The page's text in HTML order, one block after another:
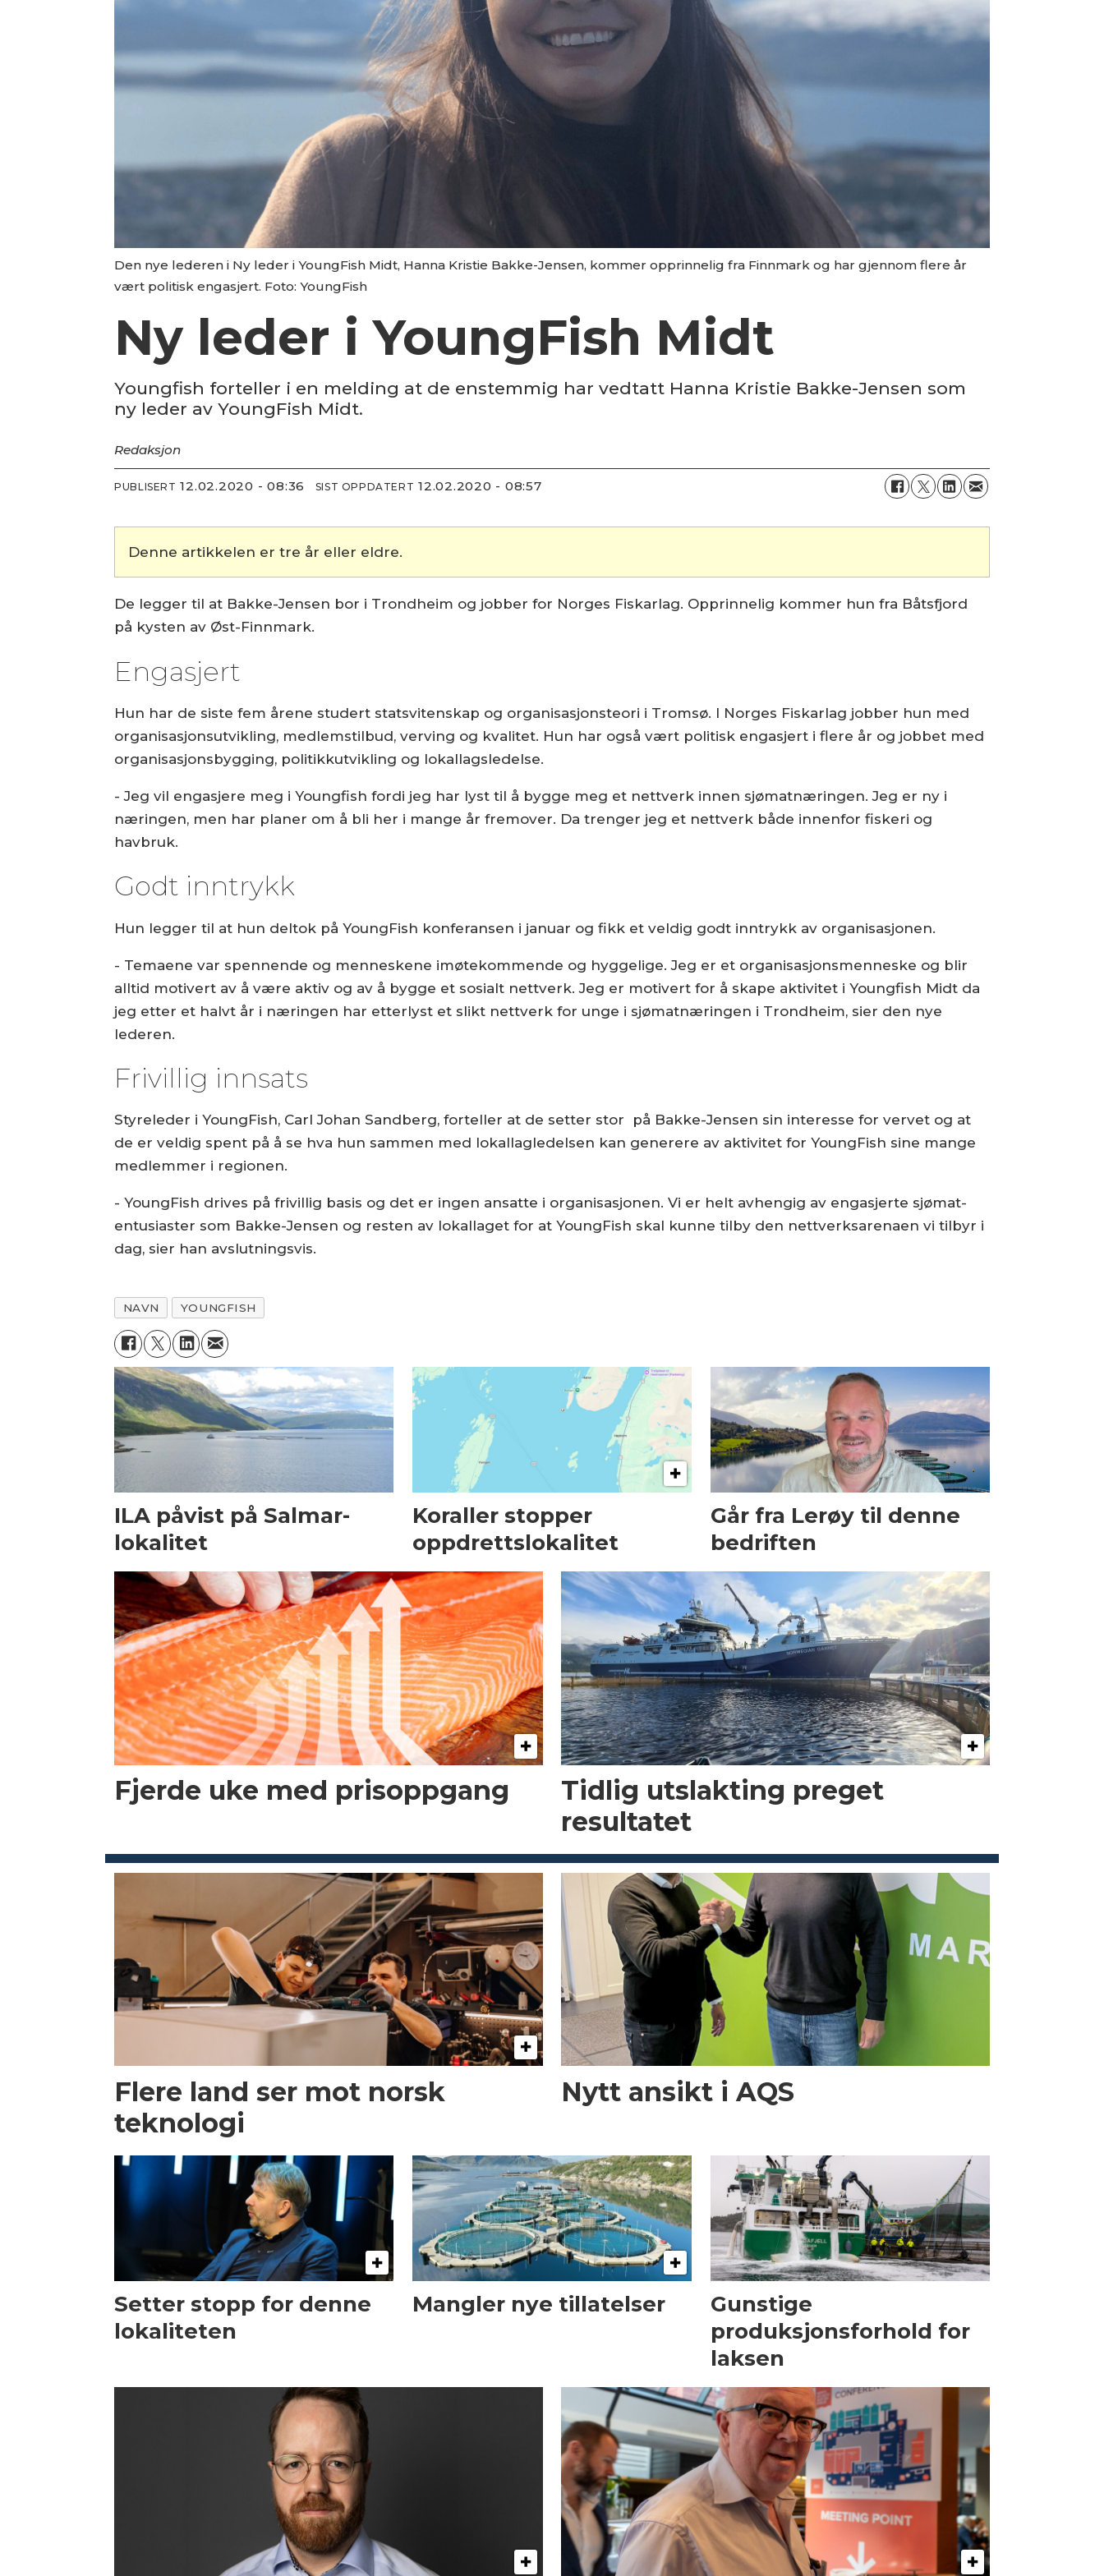
Den nye lederen i Ny leder i YoungFish Midt, Hanna Kristie Bakke-Jensen, kommer opprinnelig fra Finnmark og har gjennom flere år
vært politisk engasjert. Foto: YoungFish
Ny leder i YoungFish Midt
Youngfish forteller i en melding at de enstemmig har vedtatt Hanna Kristie Bakke-Jensen som
ny leder av YoungFish Midt.
Redaksjon
PUBLISERT 12.02.2020 - 08:36 SIST OPPDATERT 12.02.2020 - 08:57
Denne artikkelen er tre år eller eldre.
De legger til at Bakke-Jensen bor i Trondheim og jobber for Norges Fiskarlag. Opprinnelig kommer hun fra Båtsfjord
på kysten av Øst-Finnmark.
Engasjert
Hun har de siste fem årene studert statsvitenskap og organisasjonsteori i Tromsø. I Norges Fiskarlag jobber hun med
organisasjonsutvikling, medlemstilbud, verving og kvalitet. Hun har også vært politisk engasjert i flere år og jobbet med
organisasjonsbygging, politikkutvikling og lokallagsledelse.
- Jeg vil engasjere meg i Youngfish fordi jeg har lyst til å bygge meg et nettverk innen sjømatnæringen. Jeg er ny i
næringen, men har planer om å bli her i mange år fremover. Da trenger jeg et nettverk både innenfor fiskeri og
havbruk.
Godt inntrykk
Hun legger til at hun deltok på YoungFish konferansen i januar og fikk et veldig godt inntrykk av organisasjonen.
- Temaene var spennende og menneskene imøtekommende og hyggelige. Jeg er et organisasjonsmenneske og blir
alltid motivert av å være aktiv og av å bygge et sosialt nettverk. Jeg er motivert for å skape aktivitet i Youngfish Midt da
jeg etter et halvt år i næringen har etterlyst et slikt nettverk for unge i sjømatnæringen i Trondheim, sier den nye
lederen.
Frivillig innsats
Styreleder i YoungFish, Carl Johan Sandberg, forteller at de setter stor på Bakke-Jensen sin interesse for vervet og at
de er veldig spent på å se hva hun sammen med lokallagledelsen kan generere av aktivitet for YoungFish sine mange
medlemmer i regionen.
- YoungFish drives på frivillig basis og det er ingen ansatte i organisasjonen. Vi er helt avhengig av engasjerte sjømat-
entusiaster som Bakke-Jensen og resten av lokallaget for at YoungFish skal kunne tilby den nettverksarenaen vi tilbyr i
dag, sier han avslutningsvis.
NAVN YOUNGFISH
ILA påvist på Salmar-
lokalitet
Koraller stopper
oppdrettslokalitet
Går fra Lerøy til denne
bedriften
Fjerde uke med prisoppgang
Tidlig utslakting preget
resultatet
Flere land ser mot norsk
teknologi
Nytt ansikt i AQS
Setter stopp for denne
lokaliteten
Mangler nye tillatelser
Gunstige
produksjonsforhold for
laksen